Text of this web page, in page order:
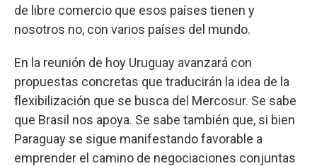
de libre comercio que esos países tienen y
nosotros no, con varios países del mundo.
En la reunión de hoy Uruguay avanzará con
propuestas concretas que traducirán la idea de la
flexibilización que se busca del Mercosur. Se sabe
que Brasil nos apoya. Se sabe también que, si bien
Paraguay se sigue manifestando favorable a
emprender el camino de negociaciones conjuntas